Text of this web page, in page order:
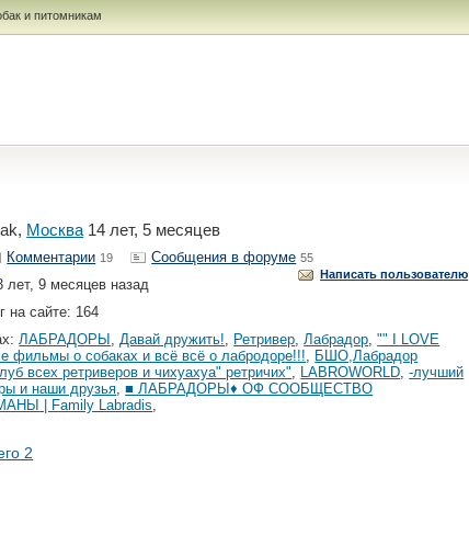
и питомникам
Москва 14 лет, 5 месяцев
Комментарии 19 Сообщения в форуме 55
Написать пользователю
лет, 9 месяцев назад
на сайте: 164
ЛАБРАДОРЫ ,Давай дружить!, Ретривер,Лабрадор,"" I LOVE
фильмы о собаках и всё всё о лабродоре!!!, БШО,Лабрадор
всех ретриверов и чихуахуа" ретричих", LABROWORLD,-лучший
и наши друзья,■ ЛАБРАДОРЫ♦ ОФ СООБЩЕСТВО
| Family Labradis,
2